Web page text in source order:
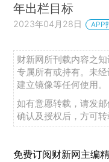
年出栏目标
2023年04月28日 APP
财新网所刊载内容之
专属所有或持有。未
建立镜像等任何使用。
如有意愿转载，请发邮
确认及授权后，方可转
免费订阅财新网主编